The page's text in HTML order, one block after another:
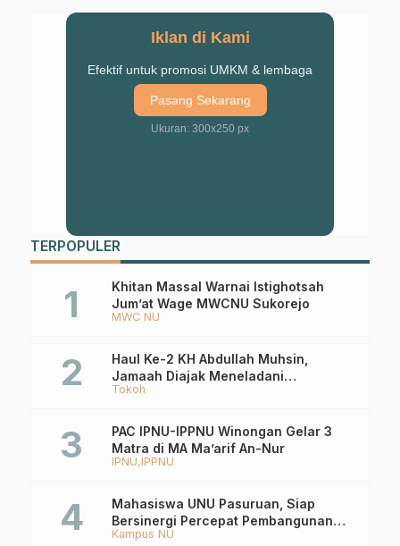
Spiritual Satu Abad NU
Iklan di Kami
Efektif untuk promosi UMKM & lembaga
Pasang Sekarang
Ukuran: 300x250 px
TERPOPULER
MWC NU
Khitan Massal Warnai Istighotsah
Jum’at Wage MWCNU Sukorejo
Tokoh
Haul Ke-2 KH Abdullah Muhsin,
Jamaah Diajak Meneladani
Keistiqamahan
IPNU IPPNU
PAC IPNU-IPPNU Winongan Gelar 3
Matra di MA Ma’arif An-Nur
Kampus NU
Mahasiswa UNU Pasuruan, Siap
Bersinergi Percepat Pembangunan
Desa Toyaning